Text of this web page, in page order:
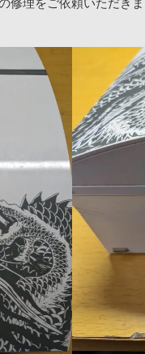
修理をご依頼いただきま